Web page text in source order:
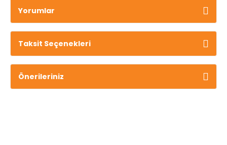
Yorumlar
Taksit Seçenekleri
Önerileriniz